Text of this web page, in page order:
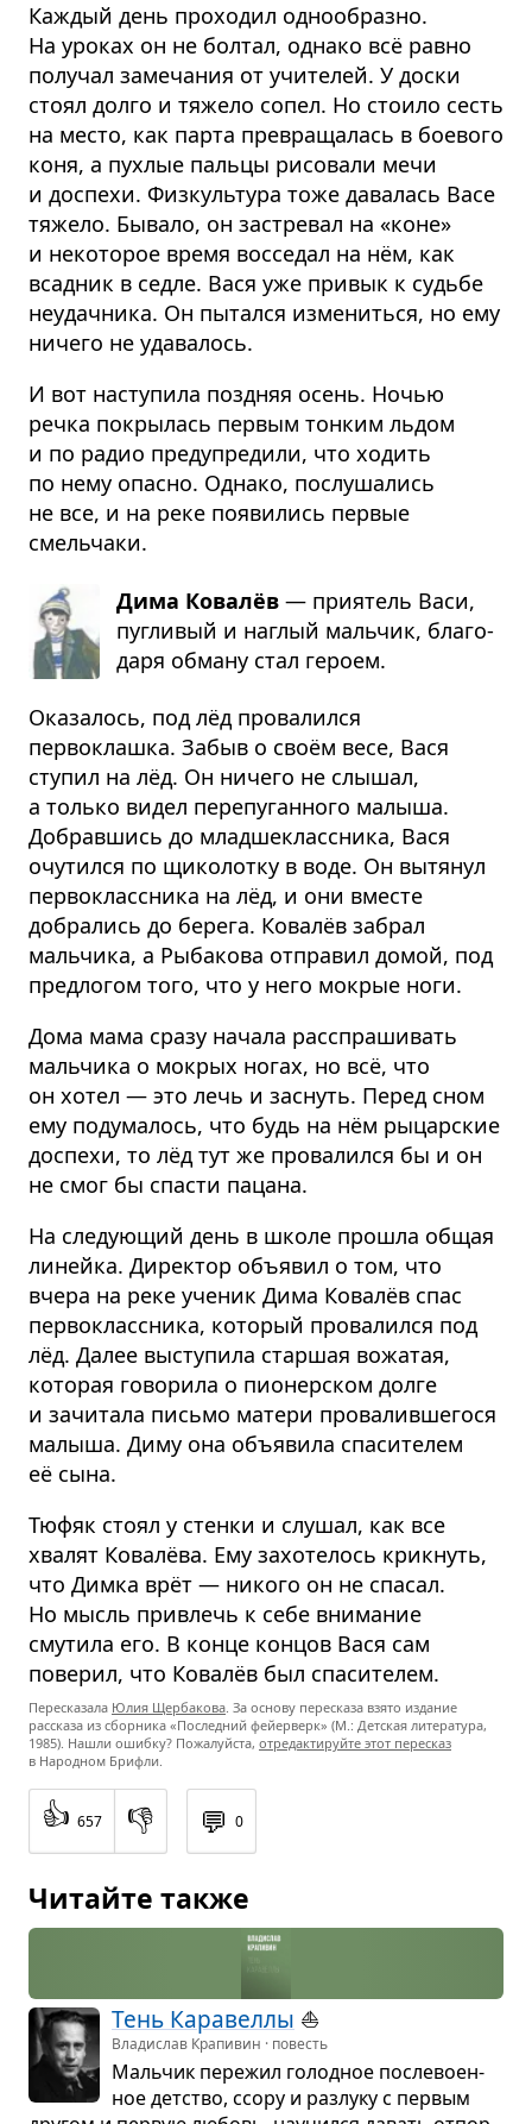
Каждый день проходил однообразно.
На уроках он не болтал, однако всё равно
получал замечания от учителей. У доски
стоял долго и тяжело сопел. Но стоило сесть
на место, как парта превращалась в боевого
коня, а пухлые пальцы рисовали мечи
и доспехи. Физкультура тоже давалась Васе
тяжело. Бывало, он застревал на «коне»
и некоторое время восседал на нём, как
всадник в седле. Вася уже привык к судьбе
неудачника. Он пытался измениться, но ему
ничего не удавалось.
И вот наступила поздняя осень. Ночью
речка покрылась первым тонким льдом
и по радио предупредили, что ходить
по нему опасно. Однако, послушались
не все, и на реке появились первые
смельчаки.
Дима Ковалёв — прия­тель Васи,
пугливый и наглый мальчик, благо­
даря обману стал героем.
Оказалось, под лёд провалился
первоклашка. Забыв о своём весе, Вася
ступил на лёд. Он ничего не слышал,
а только видел перепуганного малыша.
Добравшись до младшеклассника, Вася
очутился по щиколотку в воде. Он вытянул
первоклассника на лёд, и они вместе
добрались до берега. Ковалёв забрал
мальчика, а Рыбакова отправил домой, под
предлогом того, что у него мокрые ноги.
Дома мама сразу начала расспрашивать
мальчика о мокрых ногах, но всё, что
он хотел — это лечь и заснуть. Перед сном
ему подумалось, что будь на нём рыцарские
доспехи, то лёд тут же провалился бы и он
не смог бы спасти пацана.
На следующий день в школе прошла общая
линейка. Директор объявил о том, что
вчера на реке ученик Дима Ковалёв спас
первоклассника, который провалился под
лёд. Далее выступила старшая вожатая,
которая говорила о пионерском долге
и зачитала письмо матери провалившегося
малыша. Диму она объявила спасителем
её сына.
Тюфяк стоял у стенки и слушал, как все
хвалят Ковалёва. Ему захотелось крикнуть,
что Димка врёт — никого он не спасал.
Но мысль привлечь к себе внимание
смутила его. В конце концов Вася сам
поверил, что Ковалёв был спасителем.
Пересказала Юлия Щербакова. За основу пересказа взято издание
рассказа из сборника «Последний фейерверк» (М.: Детская литература,
1985). Нашли ошибку? Пожалуйста, отредактируйте этот пересказ
в Народном Брифли.
👍 657 👎 💬 0
Читайте также
Тень Кара­веллы ⛵
Владислав Крапивин · повесть
Маль­чик пере­жил голод­ное после­во­ен­
ное дет­ство, ссору и раз­луку с пер­вым